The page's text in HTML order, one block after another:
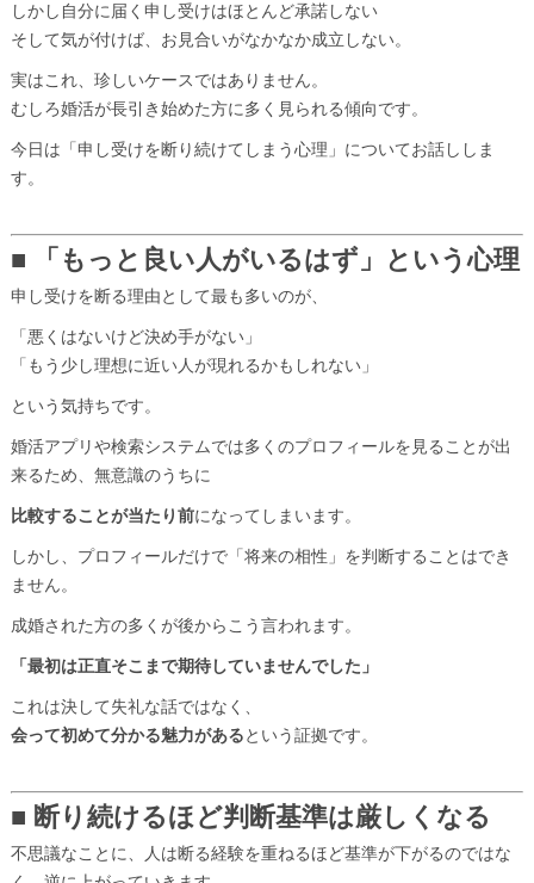
しかし自分に届く申し受けはほとんど承諾しない
そして気が付けば、お見合いがなかなか成立しない。
実はこれ、珍しいケースではありません。
むしろ婚活が長引き始めた方に多く見られる傾向です。
今日は「申し受けを断り続けてしまう心理」についてお話ししま
す。
■ 「もっと良い人がいるはず」という心理
申し受けを断る理由として最も多いのが、
「悪くはないけど決め手がない」
「もう少し理想に近い人が現れるかもしれない」
という気持ちです。
婚活アプリや検索システムでは多くのプロフィールを見ることが出
来るため、無意識のうちに
比較することが当たり前になってしまいます。
しかし、プロフィールだけで「将来の相性」を判断することはでき
ません。
成婚された方の多くが後からこう言われます。
「最初は正直そこまで期待していませんでした」
これは決して失礼な話ではなく、
会って初めて分かる魅力がある という証拠です。
■ 断り続けるほど判断基準は厳しくなる
不思議なことに、人は断る経験を重ねるほど基準が下がるのではな